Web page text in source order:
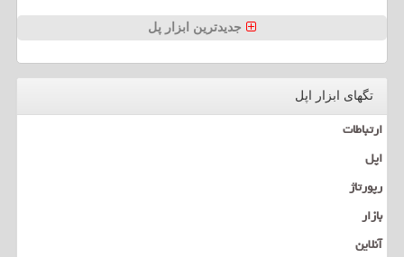
جدیدترین ابزار پل
تگهای ابزار اپل
ارتباطات
اپل
رپورتاژ
بازار
آنلاین